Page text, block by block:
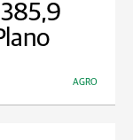
AGRO